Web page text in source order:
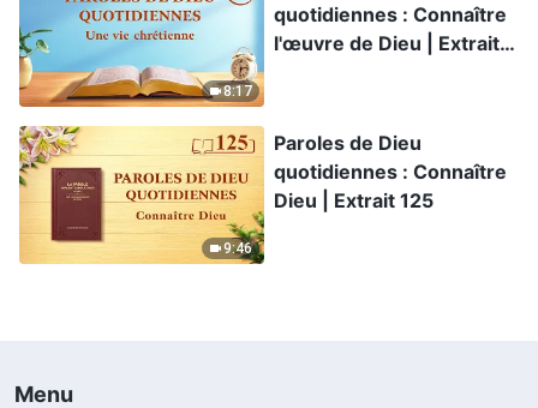
8:17
quotidiennes : Connaître
l'œuvre de Dieu | Extrait
9:46
Paroles de Dieu
quotidiennes : Connaître
Dieu | Extrait 125
Menu